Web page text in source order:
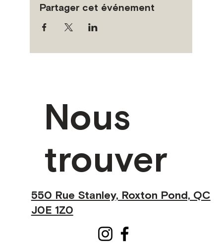
Partager cet événement
Nous
trouver
550 Rue Stanley, Roxton Pond, QC
J0E 1Z0